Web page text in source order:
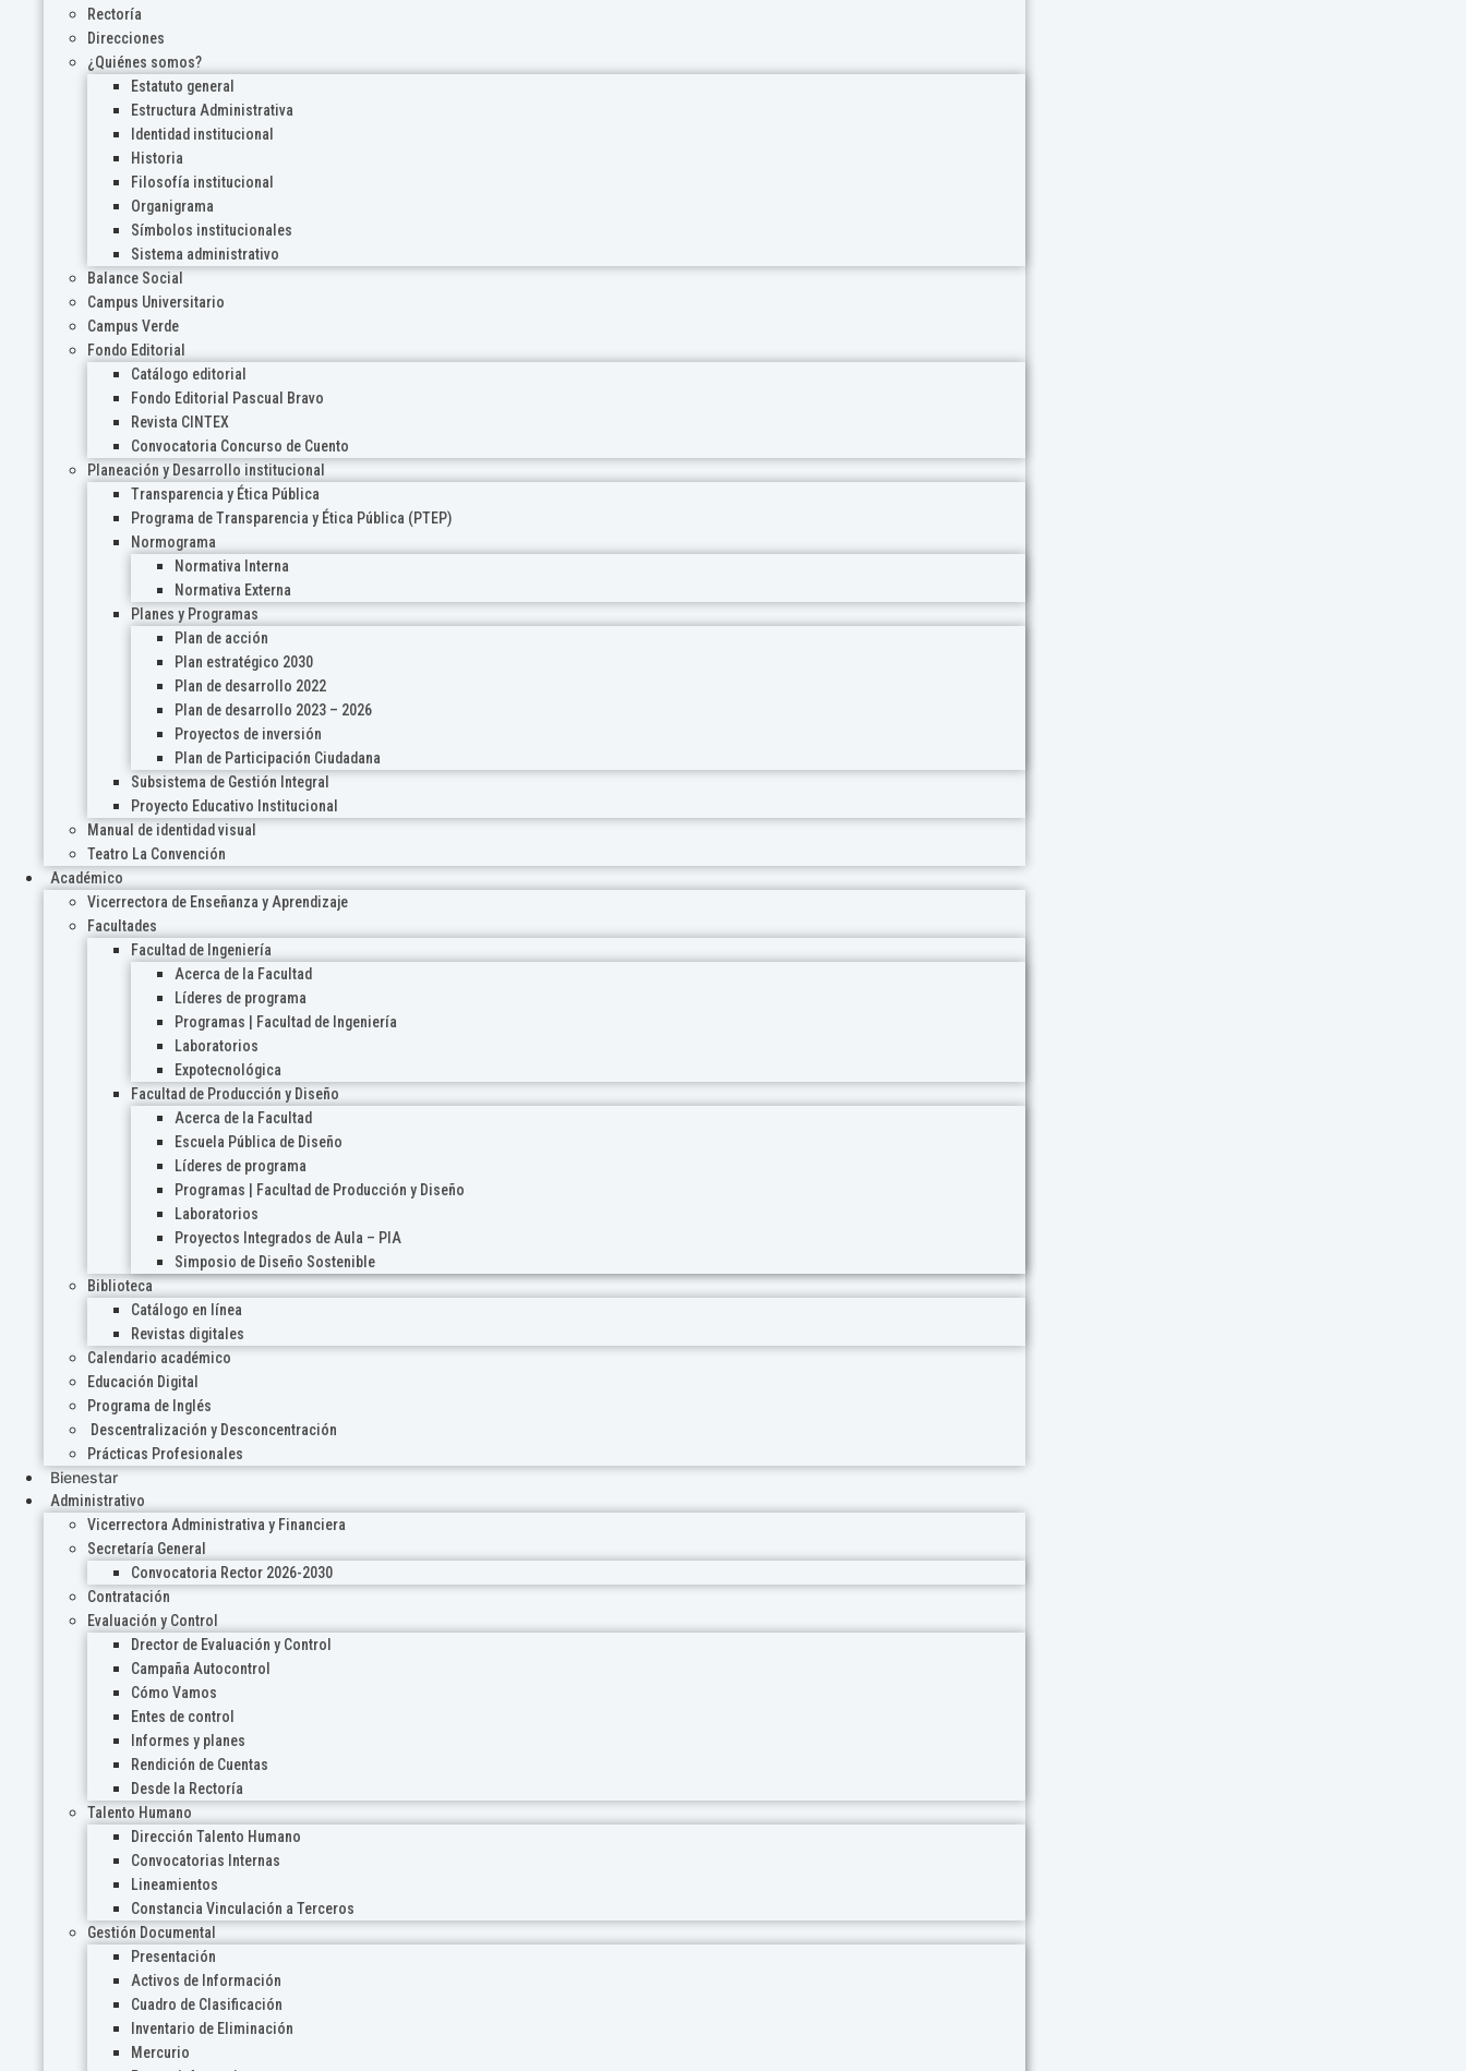
Rectoría
Direcciones
¿Quiénes somos?
Estatuto general
Estructura Administrativa
Identidad institucional
Historia
Filosofía institucional
Organigrama
Símbolos institucionales
Sistema administrativo
Balance Social
Campus Universitario
Campus Verde
Fondo Editorial
Catálogo editorial
Fondo Editorial Pascual Bravo
Revista CINTEX
Convocatoria Concurso de Cuento
Planeación y Desarrollo institucional
Transparencia y Ética Pública
Programa de Transparencia y Ética Pública (PTEP)
Normograma
Normativa Interna
Normativa Externa
Planes y Programas
Plan de acción
Plan estratégico 2030
Plan de desarrollo 2022
Plan de desarrollo 2023 – 2026
Proyectos de inversión
Plan de Participación Ciudadana
Subsistema de Gestión Integral
Proyecto Educativo Institucional
Manual de identidad visual
Teatro La Convención
Académico
Vicerrectora de Enseñanza y Aprendizaje
Facultades
Facultad de Ingeniería
Acerca de la Facultad
Líderes de programa
Programas | Facultad de Ingeniería
Laboratorios
Expotecnológica
Facultad de Producción y Diseño
Acerca de la Facultad
Escuela Pública de Diseño
Líderes de programa
Programas | Facultad de Producción y Diseño
Laboratorios
Proyectos Integrados de Aula – PIA
Simposio de Diseño Sostenible
Biblioteca
Catálogo en línea
Revistas digitales
Calendario académico
Educación Digital
Programa de Inglés
Descentralización y Desconcentración
Prácticas Profesionales
Bienestar
Administrativo
Vicerrectora Administrativa y Financiera
Secretaría General
Convocatoria Rector 2026-2030
Contratación
Evaluación y Control
Drector de Evaluación y Control
Campaña Autocontrol
Cómo Vamos
Entes de control
Informes y planes
Rendición de Cuentas
Desde la Rectoría
Talento Humano
Dirección Talento Humano
Convocatorias Internas
Lineamientos
Constancia Vinculación a Terceros
Gestión Documental
Presentación
Activos de Información
Cuadro de Clasificación
Inventario de Eliminación
Mercurio